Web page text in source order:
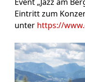
Eintritt zum
unter https://